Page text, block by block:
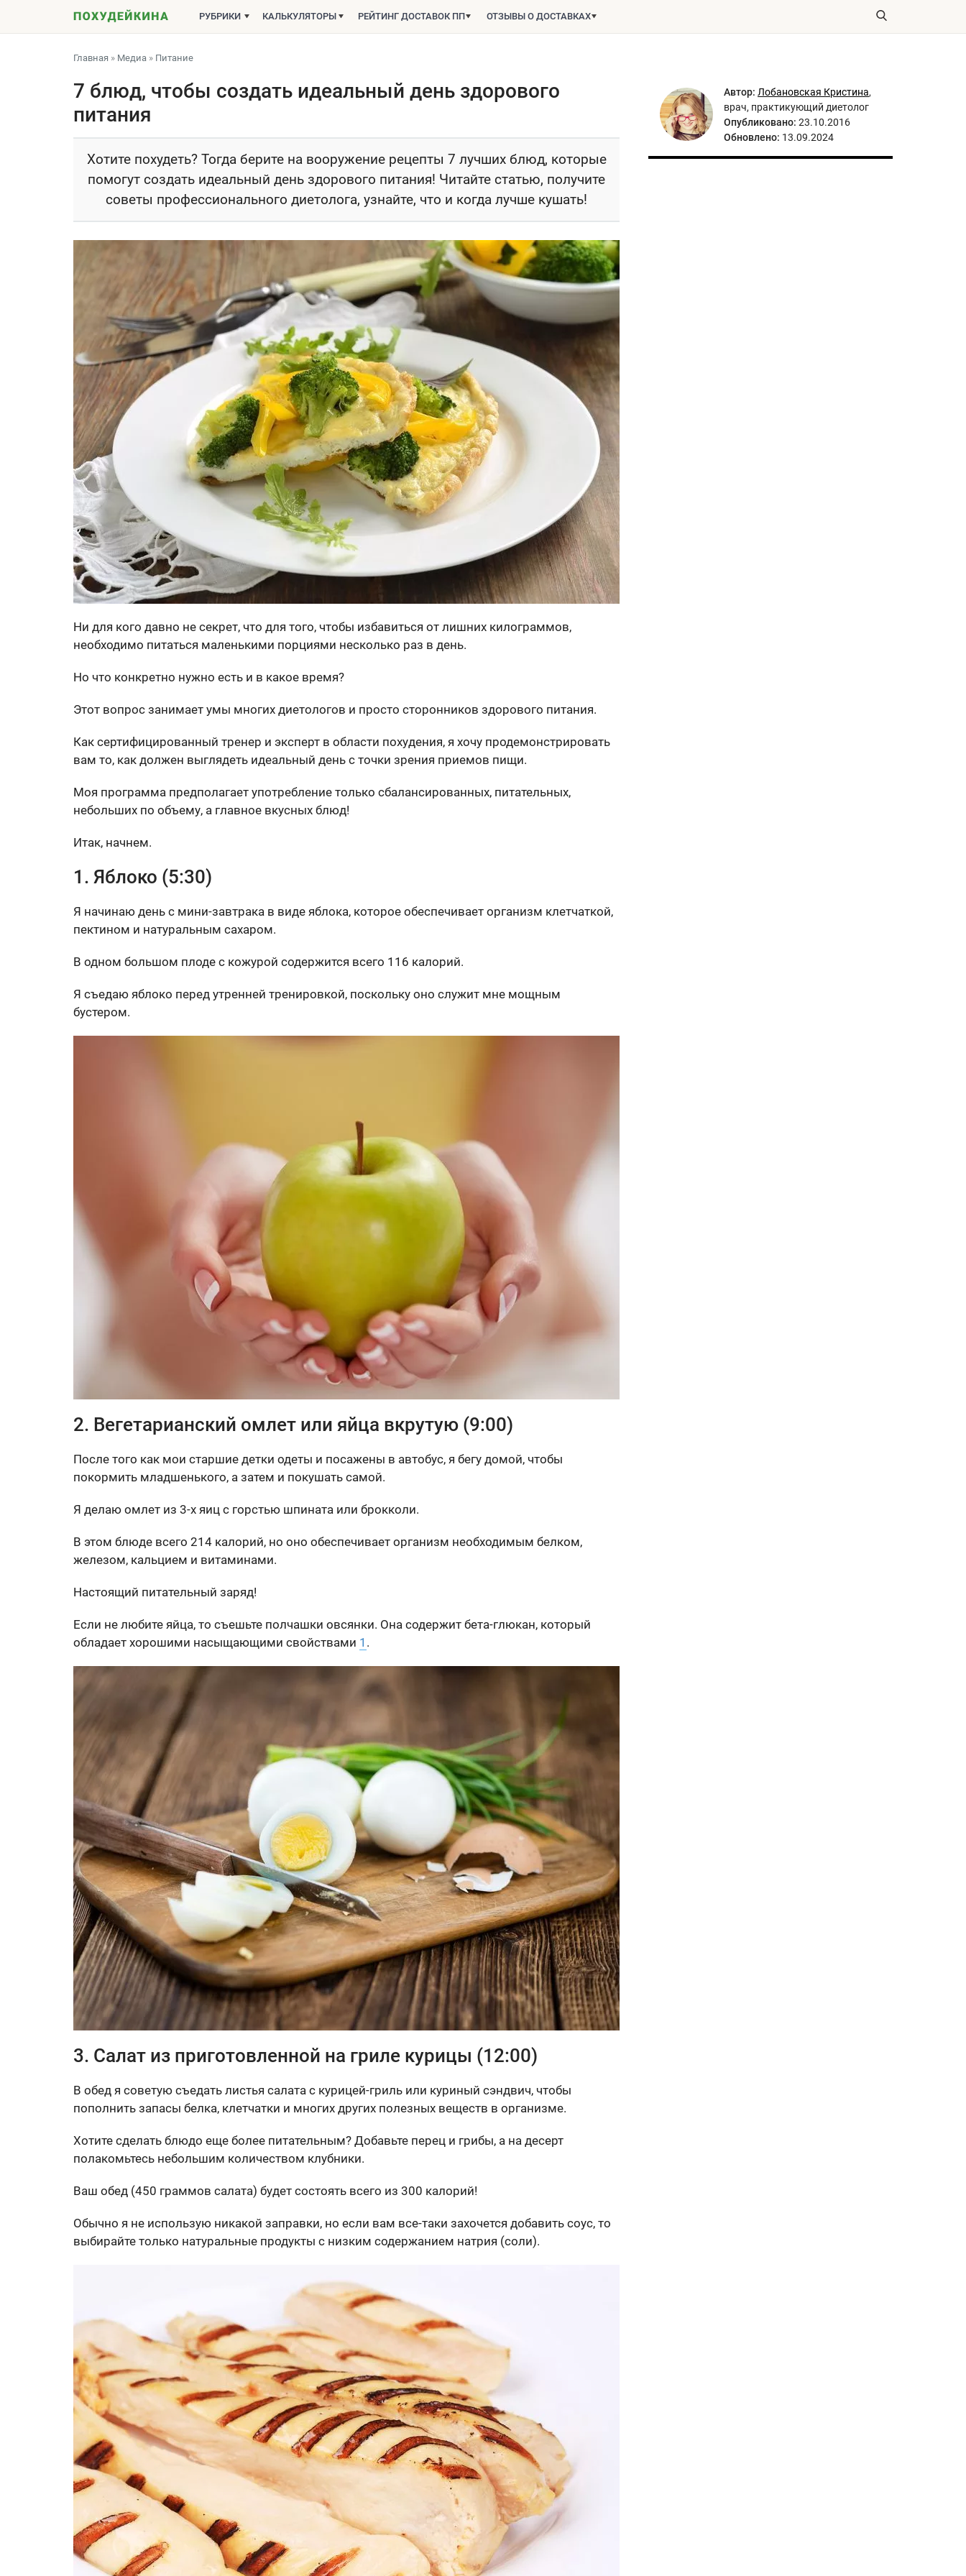
РУБРИКИ КАЛЬКУЛЯТОРЫ РЕЙТИНГ ДОСТАВОК ПП ОТЗЫВЫ О ДОСТАВКАХ
Главная » Медиа » Питание
7 блюд, чтобы создать идеальный день здорового
питания
Хотите похудеть? Тогда берите на вооружение рецепты 7 лучших блюд, которые
помогут создать идеальный день здорового питания! Читайте статью, получите
советы профессионального диетолога, узнайте, что и когда лучше кушать!
Ни для кого давно не секрет, что для того, чтобы избавиться от лишних килограммов,
необходимо питаться маленькими порциями несколько раз в день.
Но что конкретно нужно есть и в какое время?
Этот вопрос занимает умы многих диетологов и просто сторонников здорового питания.
Как сертифицированный тренер и эксперт в области похудения, я хочу продемонстрировать
вам то, как должен выглядеть идеальный день с точки зрения приемов пищи.
Моя программа предполагает употребление только сбалансированных, питательных,
небольших по объему, а главное вкусных блюд!
Итак, начнем.
1. Яблоко (5:30)
Я начинаю день с мини-завтрака в виде яблока, которое обеспечивает организм клетчаткой,
пектином и натуральным сахаром.
В одном большом плоде с кожурой содержится всего 116 калорий.
Я съедаю яблоко перед утренней тренировкой, поскольку оно служит мне мощным
бустером.
2. Вегетарианский омлет или яйца вкрутую (9:00)
После того как мои старшие детки одеты и посажены в автобус, я бегу домой, чтобы
покормить младшенького, а затем и покушать самой.
Я делаю омлет из 3-х яиц с горстью шпината или брокколи.
В этом блюде всего 214 калорий, но оно обеспечивает организм необходимым белком,
железом, кальцием и витаминами.
Настоящий питательный заряд!
Если не любите яйца, то съешьте полчашки овсянки. Она содержит бета-глюкан, который
обладает хорошими насыщающими свойствами 1 .
3. Салат из приготовленной на гриле курицы (12:00)
В обед я советую съедать листья салата с курицей-гриль или куриный сэндвич, чтобы
пополнить запасы белка, клетчатки и многих других полезных веществ в организме.
Хотите сделать блюдо еще более питательным? Добавьте перец и грибы, а на десерт
полакомьтесь небольшим количеством клубники.
Ваш обед (450 граммов салата) будет состоять всего из 300 калорий!
Обычно я не использую никакой заправки, но если вам все-таки захочется добавить соус, то
выбирайте только натуральные продукты с низким содержанием натрия (соли).
Автор: Лобановская Кристина,
врач, практикующий диетолог
Опубликовано: 23.10.2016
Обновлено: 13.09.2024